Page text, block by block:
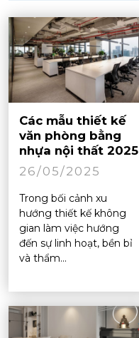
Các mẫu thiết kế
văn phòng bằng
nhựa nội thất 2025
26/05/2025
Trong bối cảnh xu
hướng thiết kế không
gian làm việc hướng
đến sự linh hoạt, bền bỉ
và thẩm...